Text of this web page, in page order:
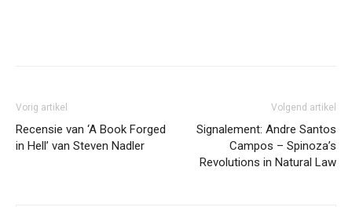
Vorig artikel
Recensie van ‘A Book Forged
in Hell’ van Steven Nadler
Volgend artikel
Signalement: Andre Santos
Campos – Spinoza’s
Revolutions in Natural Law